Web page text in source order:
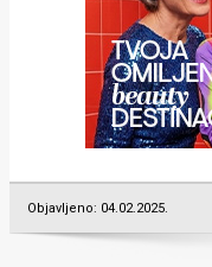
Objavljeno: 04.02.2025.